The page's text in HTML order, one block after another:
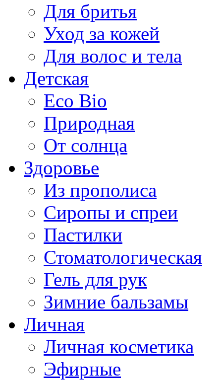
Для бритья
Уход за кожей
Для волос и тела
Детская
Eco Bio
Природная
От солнца
Здоровье
Из прополиса
Сиропы и спреи
Пастилки
Стоматологическая
Гель для рук
Зимние бальзамы
Личная
Личная косметика
Эфирные